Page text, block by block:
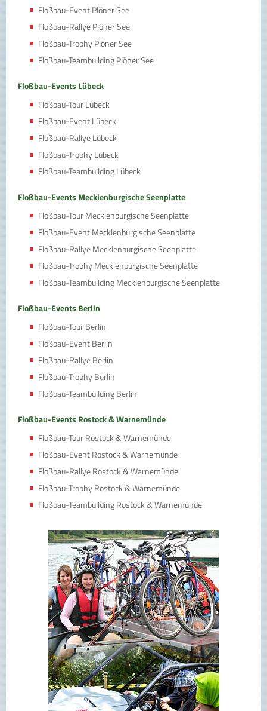
Floßbau-Event Plöner See
Floßbau-Rallye Plöner See
Floßbau-Trophy Plöner See
Floßbau-Teambuilding Plöner See
Floßbau-Events Lübeck
Floßbau-Tour Lübeck
Floßbau-Event Lübeck
Floßbau-Rallye Lübeck
Floßbau-Trophy Lübeck
Floßbau-Teambuilding Lübeck
Floßbau-Events Mecklenburgische Seenplatte
Floßbau-Tour Mecklenburgische Seenplatte
Floßbau-Event Mecklenburgische Seenplatte
Floßbau-Rallye Mecklenburgische Seenplatte
Floßbau-Trophy Mecklenburgische Seenplatte
Floßbau-Teambuilding Mecklenburgische Seenplatte
Floßbau-Events Berlin
Floßbau-Tour Berlin
Floßbau-Event Berlin
Floßbau-Rallye Berlin
Floßbau-Trophy Berlin
Floßbau-Teambuilding Berlin
Floßbau-Events Rostock & Warnemünde
Floßbau-Tour Rostock & Warnemünde
Floßbau-Event Rostock & Warnemünde
Floßbau-Rallye Rostock & Warnemünde
Floßbau-Trophy Rostock & Warnemünde
Floßbau-Teambuilding Rostock & Warnemünde